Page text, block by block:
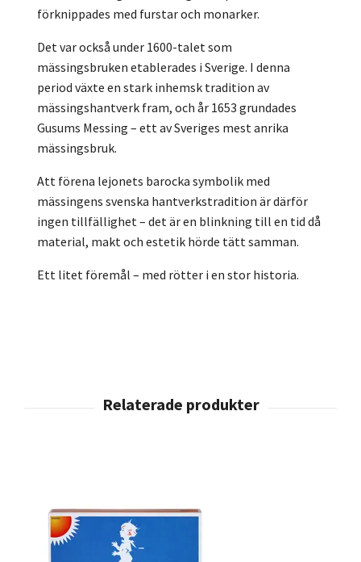
förknippades med furstar och monarker.
Det var också under 1600-talet som
mässingsbruken etablerades i Sverige. I denna
period växte en stark inhemsk tradition av
mässingshantverk fram, och år 1653 grundades
Gusums Messing – ett av Sveriges mest anrika
mässingsbruk.
Att förena lejonets barocka symbolik med
mässingens svenska hantverkstradition är därför
ingen tillfällighet – det är en blinkning till en tid då
material, makt och estetik hörde tätt samman.
Ett litet föremål – med rötter i en stor historia.